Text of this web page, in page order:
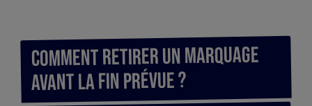
Comment retirer un marquage
avant la fin prévue ?